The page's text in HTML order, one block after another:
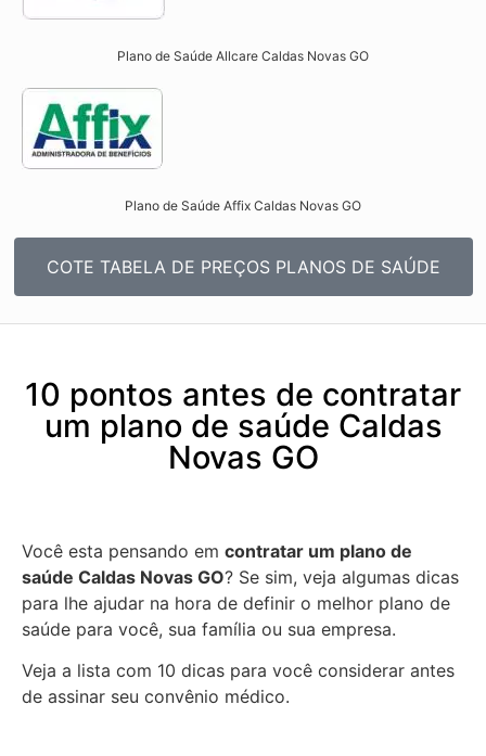
Plano de Saúde Allcare Caldas Novas GO​
Plano de Saúde Affix Caldas Novas GO​
COTE TABELA DE PREÇOS PLANOS DE SAÚDE
10 pontos antes de contratar
um plano de saúde Caldas
Novas GO
Você esta pensando em contratar um plano de
saúde Caldas Novas GO? Se sim, veja algumas dicas
para lhe ajudar na hora de definir o melhor plano de
saúde para você, sua família ou sua empresa.
Veja a lista com 10 dicas para você considerar antes
de assinar seu convênio médico.